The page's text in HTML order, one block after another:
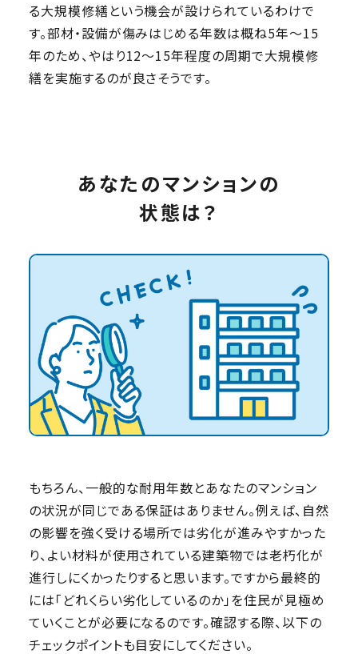
る大規模修繕という機会が設けられているわけで
す。部材・設備が傷みはじめる年数は概ね5年〜15
年のため、やはり12〜15年程度の周期で大規模修
繕を実施するのが良さそうです。
あなたのマンションの
状態は？
もちろん、一般的な耐用年数とあなたのマンション
の状況が同じである保証はありません。例えば、自然
の影響を強く受ける場所では劣化が進みやすかった
り、よい材料が使用されている建築物では老朽化が
進行しにくかったりすると思います。ですから最終的
には「どれくらい劣化しているのか」を住民が見極め
ていくことが必要になるのです。確認する際、以下の
チェックポイントも目安にしてください。